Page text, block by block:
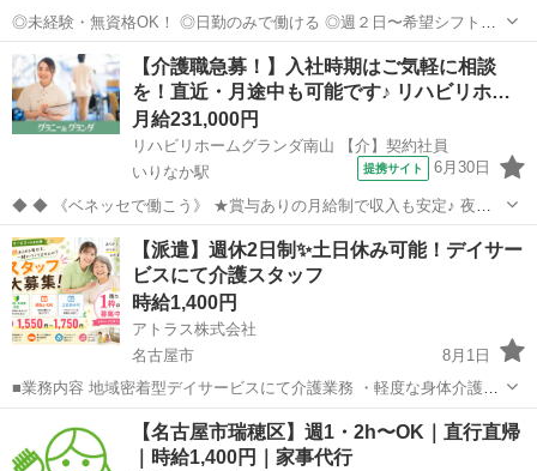
◎未経験・無資格OK！ ◎日勤のみで働ける ◎週２日〜希望シフト相
談可能 派遣スタッフなので無理なく働けます♪ 【お仕事内容】 デイサ
ービスでの介護業務全般をお願いします。 ・食事介助、排泄介助、入
浴介助 ...
愛知 名古屋市 介護 介助
【介護職急募！】入社時期はご気軽に相談
を！直近・月途中も可能です♪ リハビリホ…
月給231,000円
リハビリホームグランダ南山 【介】契約社員
いりなか駅
提携サイト 6月30日
◆ ◆ 《ベネッセで働こう》 ★賞与ありの月給制で収入も安定♪ 夜勤
がない勤務でも月給制のため、 毎月安定した収入を確保でき、計画的
に生活を送ることができます。 ★正社員並みの充実した福利厚生 契約
社員の場合でも、正...
愛知 名古屋市 いりなか駅 介護
【派遣】週休2日制✨土日休み可能！デイサー
ビスにて介護スタッフ
時給1,400円
アトラス株式会社
名古屋市
8月1日
■業務内容 地域密着型デイサービスにて介護業務 ・軽度な身体介護
（入浴など） ・見守りやレクリエーション支援 ・送迎など ※身体介
護の割合は比較的少なめです。 ■応募資格 無資格、未経験OK！ 資格
があれ...
名古屋市 介護 スタッフ
【名古屋市瑞穂区】週1・2h〜OK｜直行直帰
｜時給1,400円｜家事代行